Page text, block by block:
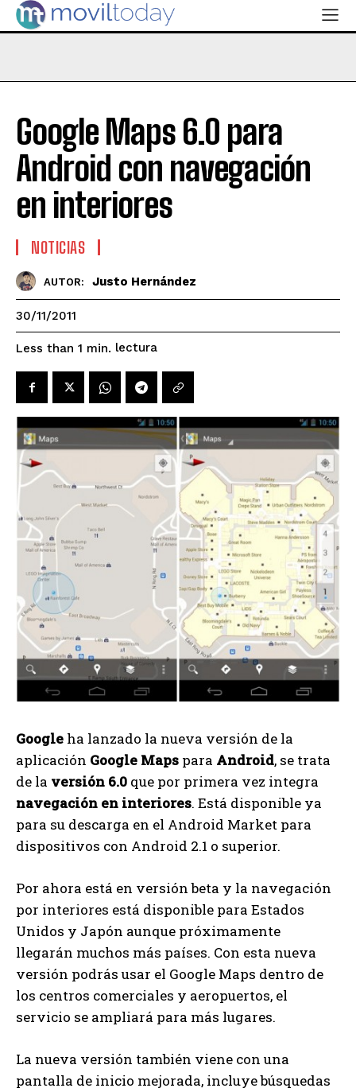
Google Maps 6.0 para
Android con navegación
en interiores
NOTICIAS
AUTOR: Justo Hernández
30/11/2011
Less than 1 min. lectura
Google ha lanzado la nueva versión de la
aplicación Google Maps para Android, se trata
de la versión 6.0 que por primera vez integra
navegación en interiores. Está disponible ya
para su descarga en el Android Market para
dispositivos con Android 2.1 o superior.
Por ahora está en versión beta y la navegación
por interiores está disponible para Estados
Unidos y Japón aunque próximamente
llegarán muchos más países. Con esta nueva
versión podrás usar el Google Maps dentro de
los centros comerciales y aeropuertos, el
servicio se ampliará para más lugares.
La nueva versión también viene con una
pantalla de inicio mejorada, incluye búsquedas